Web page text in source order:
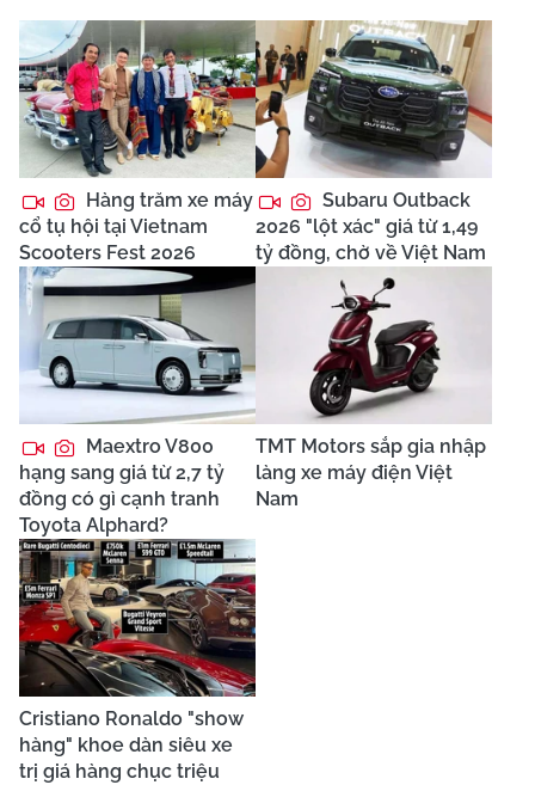
Hàng trăm xe máy
cổ tụ hội tại Vietnam
Scooters Fest 2026
Subaru Outback
2026 "lột xác" giá từ 1,49
tỷ đồng, chờ về Việt Nam
Maextro V800
hạng sang giá từ 2,7 tỷ
đồng có gì cạnh tranh
Toyota Alphard?
TMT Motors sắp gia nhập
làng xe máy điện Việt
Nam
Cristiano Ronaldo "show
hàng" khoe dàn siêu xe
trị giá hàng chục triệu